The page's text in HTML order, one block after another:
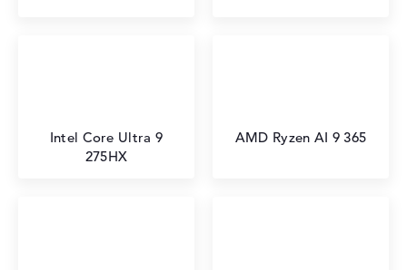
Intel Core Ultra 9
275HX
AMD Ryzen AI 9 365